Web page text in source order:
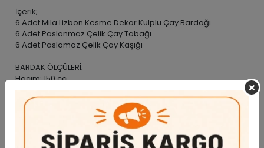
İçerik;
6 Adet Mila Lizbon Kesme Dekor Kulplu Çay Bardağı
6 Adet Paslanmaz Çelik Çay Tabağı
6 Adet Paslamaz Çelik Çay Kaşığı
BARDAK ÖLÇÜLERİ;
Hacim; 150 cc
Yükseklik: 10 cm
Garanti ve Teslimat